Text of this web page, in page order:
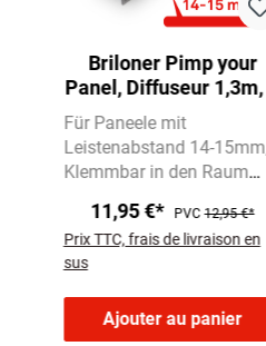
Briloner Pimp your
Panel, Diffuseur 1,3m,
raccourcir, A serrer,
aspect verre fumé
Für Paneele mit
Leistenabstand 14-15mm
Klemmbar in den Raum
Abmessungen:
130x2,0x1,0cm
11,95 €* PVC12,95 €*
Prix TTC, frais de livraison en
sus
Ajouter au panier